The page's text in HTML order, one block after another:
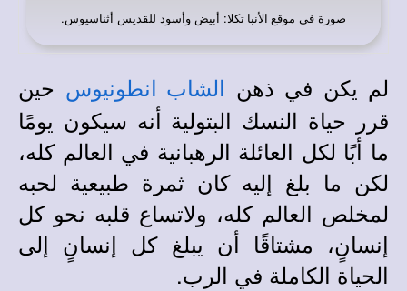
صورة في موقع الأنبا تكلا: أبيض وأسود للقديس أثناسيوس.
لم يكن في ذهن الشاب انطونيوس حين
قرر حياة النسك البتولية أنه سيكون يومًا
ما أبًا لكل العائلة الرهبانية في العالم كله،
لكن ما بلغ إليه كان ثمرة طبيعية لحبه
لمخلص العالم كله، ولاتساع قلبه نحو كل
إنسانٍ، مشتاقًا أن يبلغ كل إنسانٍ إلى
الحياة الكاملة في الرب.